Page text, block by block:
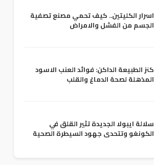
اسرار الكليتين.. كيف تحمي مصنع تصفية
الجسم من الفشل والامراض
كنز الطبيعة الداكن: فوائد العنب الاسود
المذهلة لصحة الدماغ والقلب
سلالة ايبولا الجديدة تثير القلق في
الكونغو وتتحدى جهود السيطرة الصحية